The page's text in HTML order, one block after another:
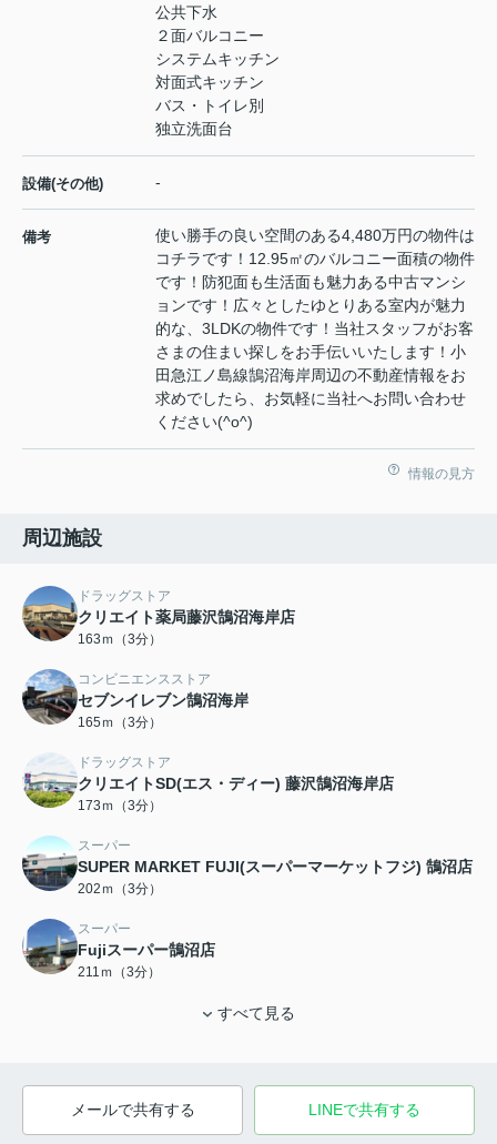
公共下水
２面バルコニー
システムキッチン
対面式キッチン
バス・トイレ別
独立洗面台
設備(その他) -
備考
使い勝手の良い空間のある4,480万円の物件は
コチラです！12.95㎡のバルコニー面積の物件
です！防犯面も生活面も魅力ある中古マンシ
ョンです！広々としたゆとりある室内が魅力
的な、3LDKの物件です！当社スタッフがお客
さまの住まい探しをお手伝いいたします！小
田急江ノ島線鵠沼海岸周辺の不動産情報をお
求めでしたら、お気軽に当社へお問い合わせ
ください(^o^)
情報の見方
周辺施設
ドラッグストア
クリエイト薬局藤沢鵠沼海岸店
163ｍ（3分）
コンビニエンスストア
セブンイレブン鵠沼海岸
165ｍ（3分）
ドラッグストア
クリエイトSD(エス・ディー) 藤沢鵠沼海岸店
173ｍ（3分）
スーパー
SUPER MARKET FUJI(スーパーマーケットフジ) 鵠沼店
202ｍ（3分）
スーパー
Fujiスーパー鵠沼店
211ｍ（3分）
すべて見る
メールで共有する LINEで共有する